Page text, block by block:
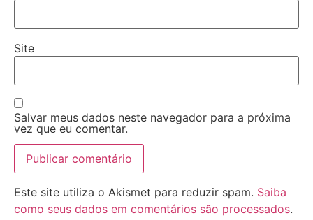
Site
Salvar meus dados neste navegador para a próxima
vez que eu comentar.
Este site utiliza o Akismet para reduzir spam. Saiba
como seus dados em comentários são processados.